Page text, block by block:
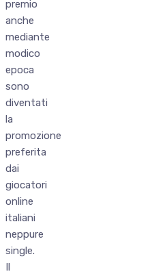
premio
anche
mediante
modico
epoca
sono
diventati
la
promozione
preferita
dai
giocatori
online
italiani
neppure
single.
Il